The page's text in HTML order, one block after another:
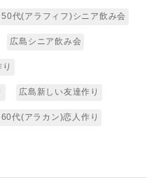
50代(アラフィフ)シニア飲み会
広島シニア飲み会
広島新しい友達作り
60代(アラカン)恋人作り